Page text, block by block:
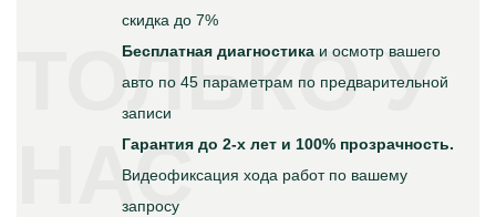
скидка до 7%
Бесплатная диагностика и осмотр вашего
авто по 45 параметрам по предварительной
записи
Гарантия до 2-х лет и 100% прозрачность.
Видеофиксация хода работ по вашему
запросу
ТОЛЬКО У
НАС